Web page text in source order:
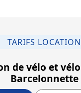
TARIFS LOCATION
de vélo et
Barcelonnette